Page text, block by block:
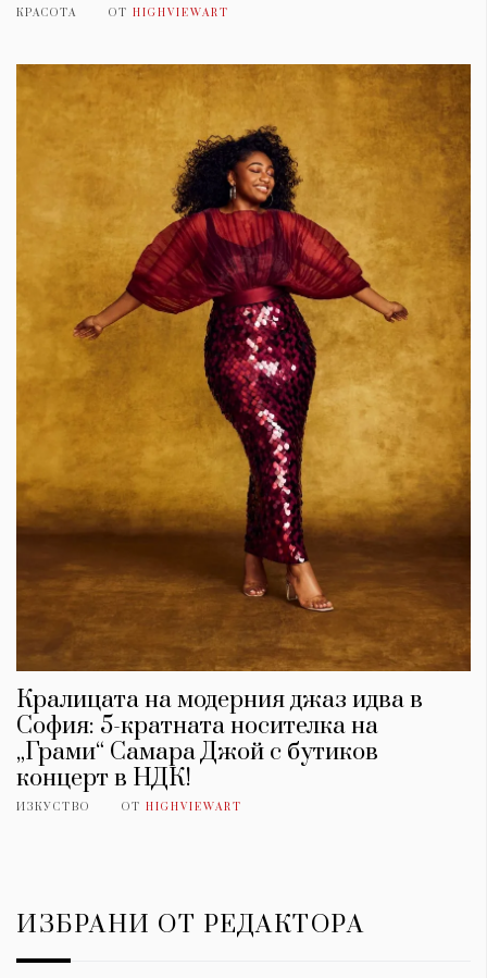
КРАСОТА ОТ HIGHVIEWART
Кралицата на модерния джаз идва в
София: 5-кратната носителка на
„Грами“ Самара Джой с бутиков
концерт в НДК!
ИЗКУСТВО ОТ HIGHVIEWART
ИЗБРАНИ ОТ РЕДАКТОРА